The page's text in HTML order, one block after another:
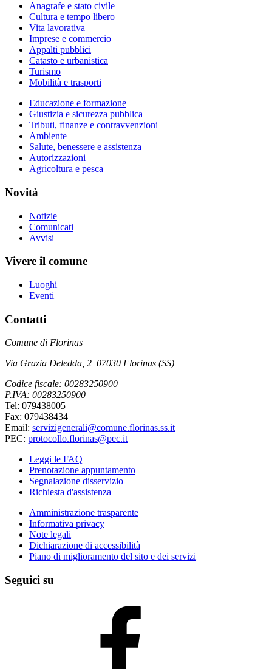
Anagrafe e stato civile
Cultura e tempo libero
Vita lavorativa
Imprese e commercio
Appalti pubblici
Catasto e urbanistica
Turismo
Mobilità e trasporti
Educazione e formazione
Giustizia e sicurezza pubblica
Tributi, finanze e contravvenzioni
Ambiente
Salute, benessere e assistenza
Autorizzazioni
Agricoltura e pesca
Novità
Notizie
Comunicati
Avvisi
Vivere il comune
Luoghi
Eventi
Contatti
Comune di Florinas
Via Grazia Deledda, 2 07030 Florinas (SS)
Codice fiscale: 00283250900
P.IVA: 00283250900
Tel: 079438005
Fax: 079438434
Email: servizigenerali@comune.florinas.ss.it
PEC: protocollo.florinas@pec.it
Leggi le FAQ
Prenotazione appuntamento
Segnalazione disservizio
Richiesta d'assistenza
Amministrazione trasparente
Informativa privacy
Note legali
Dichiarazione di accessibilità
Piano di miglioramento del sito e dei servizi
Seguici su